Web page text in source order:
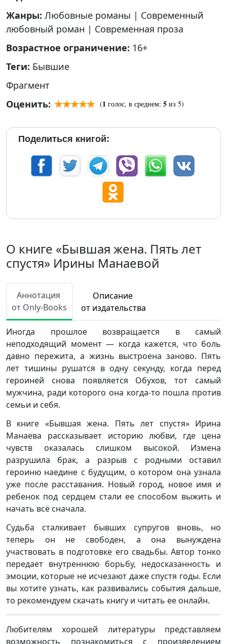
Жанры: Любовные романы | Современный
любовный роман | Современная проза
Возрастное ограничение: 16+
Теги: Бывшие
Фрагмент
Оценить:
(1 голос, в среднем: 5 из 5)
Поделиться книгой:
О книге «Бывшая жена. Пять лет
спустя» Ирины Манаевой
Аннотация
от Only-Books
Описание
от издательства
Иногда прошлое возвращается в самый
неподходящий момент — когда кажется, что боль
давно пережита, а жизнь выстроена заново. Пять
лет тишины рушатся в одну секунду, когда перед
героиней снова появляется Обухов, тот самый
мужчина, ради которого она когда-то пошла против
семьи и себя.
В книге «Бывшая жена. Пять лет спустя» Ирина
Манаева рассказывает историю любви, где цена
чувств оказалась слишком высокой. Измена
разрушила брак, а разрыв с родными оставил
героиню наедине с будущим, о котором она узнала
уже после расставания. Новый город, новое имя и
ребенок под сердцем стали ее способом выжить и
начать всё сначала.
Судьба сталкивает бывших супругов вновь, но
теперь он не свободен, а она вынуждена
участвовать в подготовке его свадьбы. Автор тонко
передает внутреннюю борьбу, недосказанность и
эмоции, которые не исчезают даже спустя годы. Если
вы хотите узнать, как развивались события дальше,
то рекомендуем скачать книгу и читать ее онлайн.
Любителям хорошей литературы представляем
возможность познакомиться с произведением